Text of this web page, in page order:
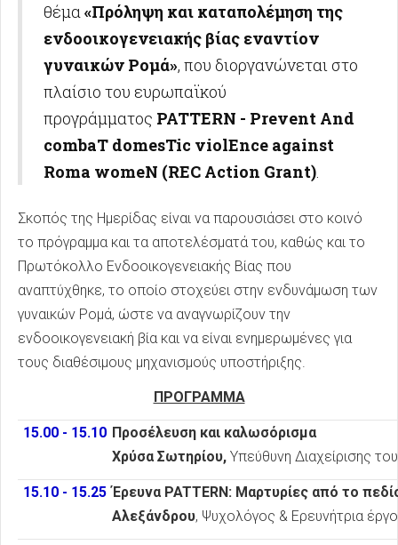
θέμα«Πρόληψη και καταπολέμηση της
ενδοοικογενειακής βίας εναντίον
γυναικών Ρομά», που διοργανώνεται στο
πλαίσιο του ευρωπαϊκού
προγράμματος PATTERN - Prevent And
combaT domesTic violEnce against
Roma womeN (REC Action Grant).
Σκοπός της Ημερίδας είναι να παρουσιάσει στο κοινό
το πρόγραμμα και τα αποτελέσματά του, καθώς και το
Πρωτόκολλο Ενδοοικογενειακής Βίας που
αναπτύχθηκε, το οποίο στοχεύει στην ενδυνάμωση των
γυναικών Ρομά, ώστε να αναγνωρίζουν την
ενδοοικογενειακή βία και να είναι ενημερωμένες για
τους διαθέσιμους μηχανισμούς υποστήριξης.
ΠΡΟΓΡΑΜΜΑ
15.00 - 15.10 Προσέλευση και καλωσόρισμα
Χρύσα Σωτηρίου, Υπεύθυνη Διαχείρισης
15.10 - 15.25 Έρευνα PATTERN: Μαρτυρίες από το
Αλεξάνδρου, Ψυχολόγος & Ερευνήτρια